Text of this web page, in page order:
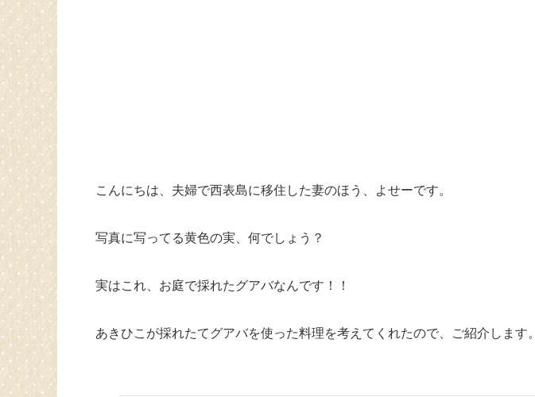
こんにちは、夫婦で西表島に移住した妻のほう、よせーです。
写真に写ってる黄色の実、何でしょう？
実はこれ、お庭で採れたグアバなんです！！
あきひこが採れたてグアバを使った料理を考えてくれたので、ご紹介します。